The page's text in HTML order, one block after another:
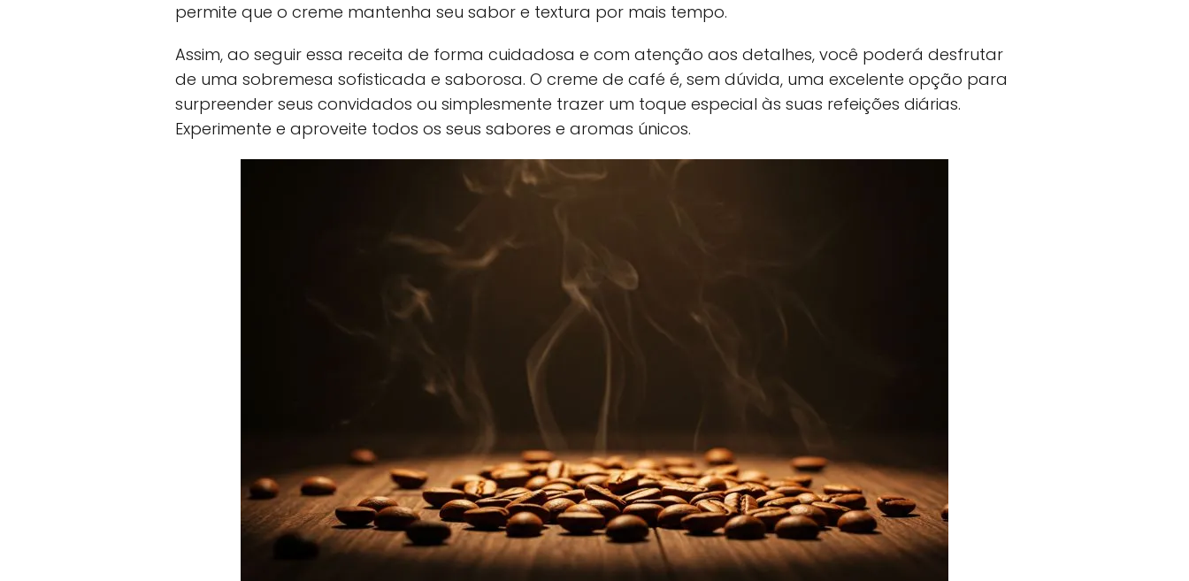
permite que o creme mantenha seu sabor e textura por mais tempo.
Assim, ao seguir essa receita de forma cuidadosa e com atenção aos detalhes, você poderá desfrutar
de uma sobremesa sofisticada e saborosa. O creme de café é, sem dúvida, uma excelente opção para
surpreender seus convidados ou simplesmente trazer um toque especial às suas refeições diárias.
Experimente e aproveite todos os seus sabores e aromas únicos.